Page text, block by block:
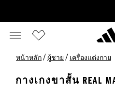
หน้าหลัก / ผู้ชาย / เครื่องแต่งกาย
กางเกงขาสั้น REAL